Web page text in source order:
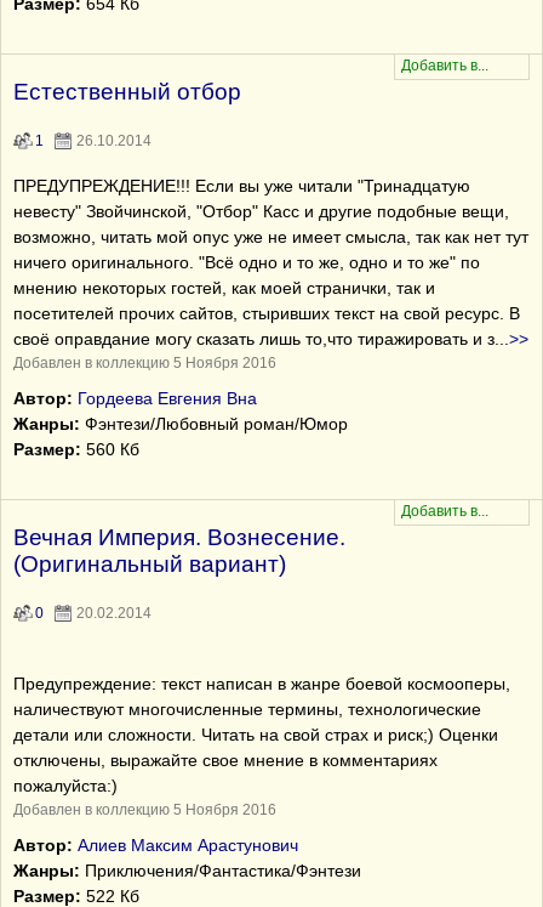
Естественный отбор
1 26.10.2014
ПРЕДУПРЕЖДЕНИЕ!!! Если вы уже читали "Тринадцатую
невесту" Звойчинской, "Отбор" Касс и другие подобные вещи,
возможно, читать мой опус уже не имеет смысла, так как нет тут
ничего оригинального. "Всё одно и то же, одно и то же" по
мнению некоторых гостей, как моей странички, так и
посетителей прочих сайтов, стыривших текст на свой ресурс. В
своё оправдание могу сказать лишь то,что тиражировать и з
>>
Добавлен в коллекцию 5 Ноября 2016
Автор: Гордеева Евгения Вна
Жанры: Фэнтези/Любовный роман/Юмор
Размер: 560 Кб
Вечная Империя. Вознесение.
(Оригинальный вариант)
0 20.02.2014
Предупреждение: текст написан в жанре боевой космооперы,
наличествуют многочисленные термины, технологические
детали или сложности. Читать на свой страх и риск;) Оценки
отключены, выражайте свое мнение в комментариях
пожалуйста:)
Добавлен в коллекцию 5 Ноября 2016
Автор: Алиев Максим Арастунович
Жанры: Приключения/Фантастика/Фэнтези
Размер: 522 Кб